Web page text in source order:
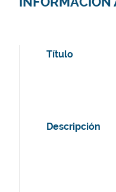
Título
Descripción